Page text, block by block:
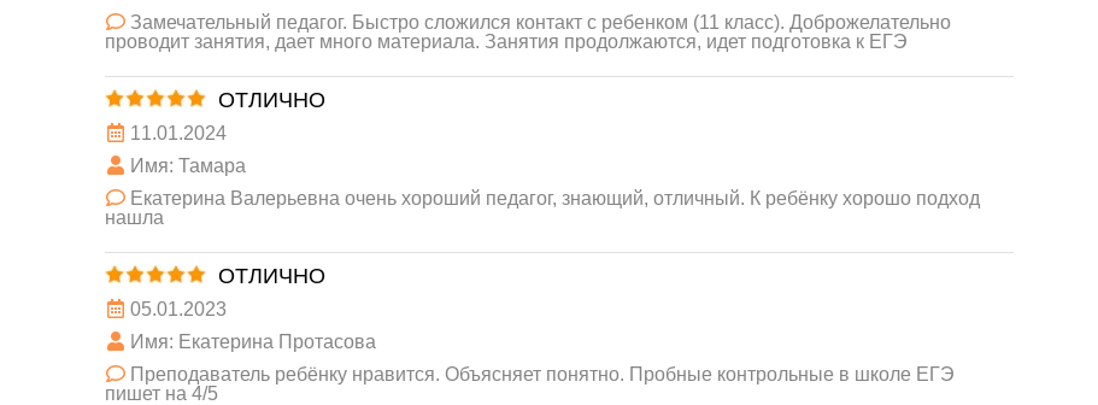
Замечательный педагог. Быстро сложился контакт с ребенком (11 класс). Доброжелательно
проводит занятия, дает много материала. Занятия продолжаются, идет подготовка к ЕГЭ
ОТЛИЧНО
11.01.2024
Имя: Тамара
Екатерина Валерьевна очень хороший педагог, знающий, отличный. К ребёнку хорошо подход
нашла
ОТЛИЧНО
05.01.2023
Имя: Екатерина Протасова
Преподаватель ребёнку нравится. Объясняет понятно. Пробные контрольные в школе ЕГЭ
пишет на 4/5